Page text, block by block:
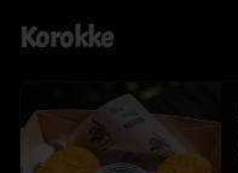
Korokke